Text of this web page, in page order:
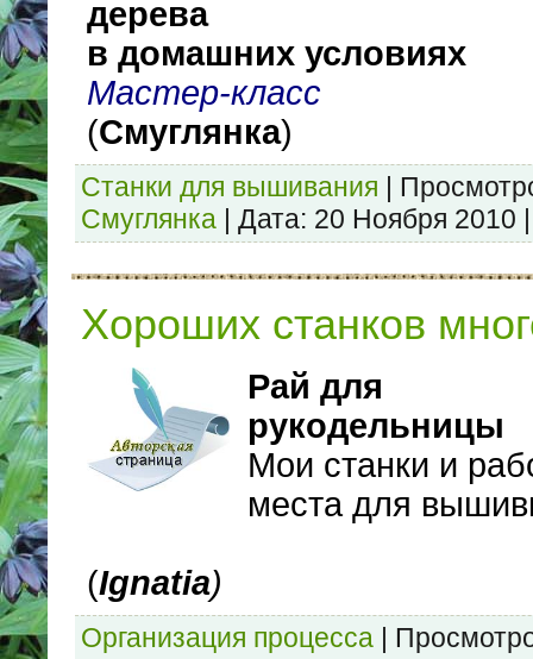
дерева
в домашних условиях
Мастер-класс
(Смуглянка)
Станки для вышивания |
Смуглянка | Дата: 20 Ноября 2010
Хороших станков
Рай для
рукодельницы
Мои станки и
места для
(Ignatia)
Организация процесса |